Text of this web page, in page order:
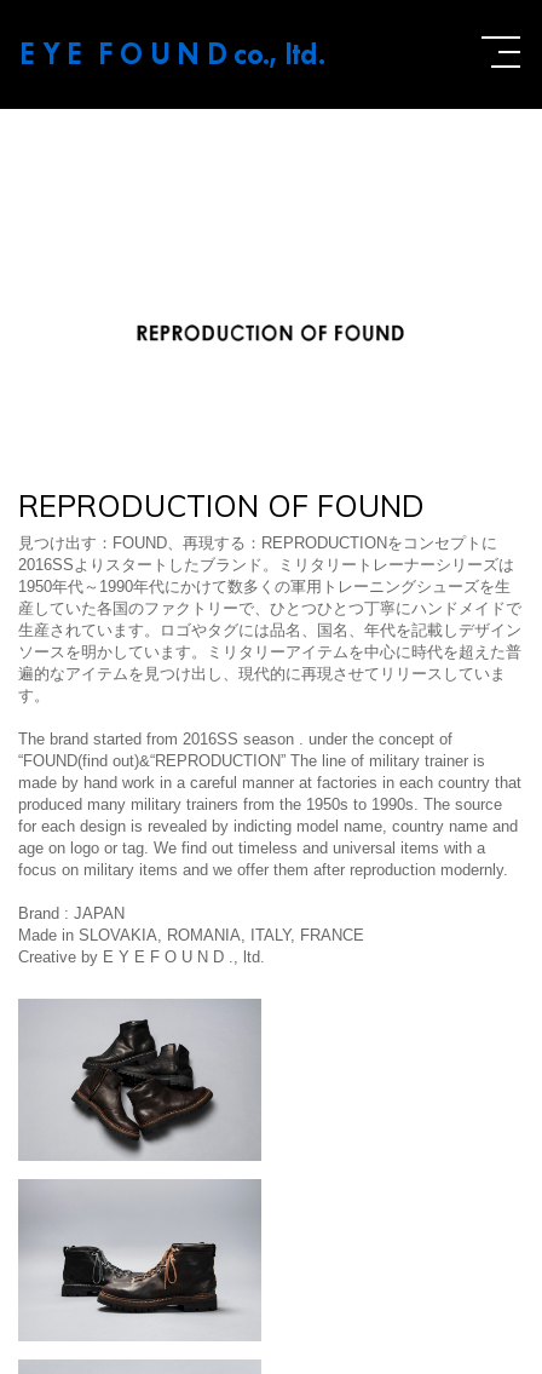
E Y E F O U N D co., ltd.
REPRODUCTION OF FOUND
見つけ出す：FOUND、再現する：REPRODUCTIONをコンセプトに
2016SSよりスタートしたブランド。ミリタリートレーナーシリーズは
1950年代～1990年代にかけて数多くの軍用トレーニングシューズを生
産していた各国のファクトリーで、ひとつひとつ丁寧にハンドメイドで
生産されています。ロゴやタグには品名、国名、年代を記載しデザイン
ソースを明かしています。ミリタリーアイテムを中心に時代を超えた普
遍的なアイテムを見つけ出し、現代的に再現させてリリースしていま
す。
The brand started from 2016SS season . under the concept of
“FOUND(find out)&“REPRODUCTION” The line of military trainer is
made by hand work in a careful manner at factories in each country that
produced many military trainers from the 1950s to 1990s. The source
for each design is revealed by indicting model name, country name and
age on logo or tag. We find out timeless and universal items with a
focus on military items and we offer them after reproduction modernly.
Brand : JAPAN
Made in SLOVAKIA, ROMANIA, ITALY, FRANCE
Creative by E Y E F O U N D ., ltd.